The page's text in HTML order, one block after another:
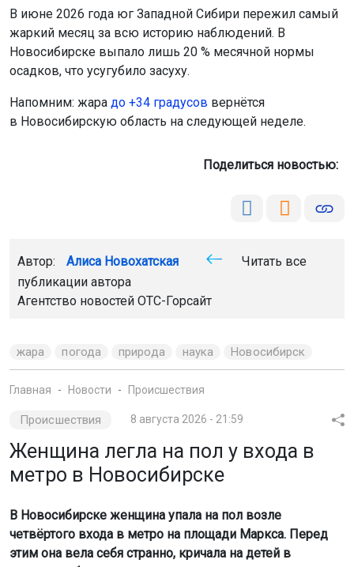
В июне 2026 года юг Западной Сибири пережил самый
жаркий месяц за всю историю наблюдений. В
Новосибирске выпало лишь 20 % месячной нормы
осадков, что усугубило засуху.
Напомним: жара до +34 градусов вернётся
в Новосибирскую область на следующей неделе.
Поделиться новостью:
Автор: Алиса Новохатская
Читать все
публикации автора
Агентство новостей ОТС-Горсайт
жара погода природа наука Новосибирск
Главная Новости Происшествия
Происшествия 8 августа 2026 - 21:59
Женщина легла на пол у входа в
метро в Новосибирске
В Новосибирске женщина упала на пол возле
четвёртого входа в метро на площади Маркса. Перед
этим она вела себя странно, кричала на детей в